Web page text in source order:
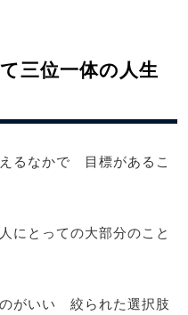
三位一体の人生
るなかで 目標があるこ
にとっての大部分のこと
がいい 絞られた選択肢